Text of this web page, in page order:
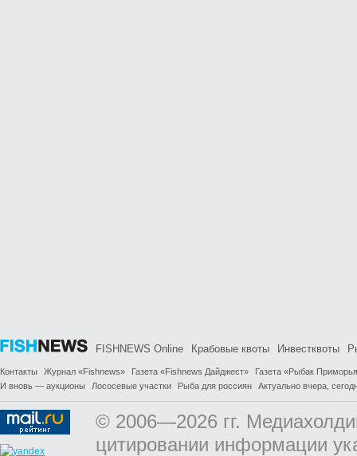
FISHNEWS Online Крабовые квоты Инвестквоты
Контакты Журнал «Fishnews» Газета «Fishnews Дайджест»
Газета «Рыбак
И вновь — аукционы
Лососевые участки Рыба для россиян Актуально вчера,
© 2006—2026 гг.
цитировании информации